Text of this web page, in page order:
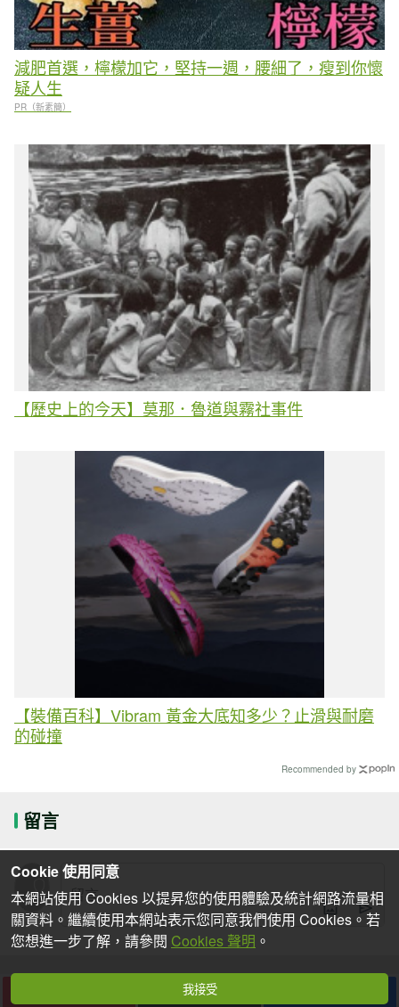
減肥首選，檸檬加它，堅持一週，腰細了，瘦到你懷
疑人生
PR（新素簡）
【歷史上的今天】莫那．魯道與霧社事件
【裝備百科】Vibram 黃金大底知多少？止滑與耐磨
的碰撞
Recommended by
留言
下一篇
Cookie 使用同意
本網站使用 Cookies 以提昇您的使用體驗及統計網路流量相
關資料。繼續使用本網站表示您同意我們使用 Cookies。若
您想進一步了解，請參閱 Cookies 聲明 。
我接受